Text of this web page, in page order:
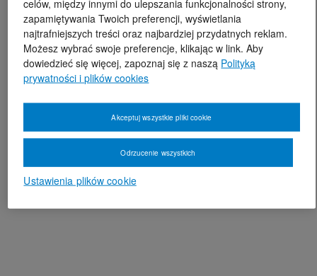
celów, między innymi do ulepszania funkcjonalności strony,
zapamiętywania Twoich preferencji, wyświetlania
najtrafniejszych treści oraz najbardziej przydatnych reklam.
Możesz wybrać swoje preferencje, klikając w link. Aby
dowiedzieć się więcej, zapoznaj się z naszą Polityką
prywatności i plików cookies
Ustawienia plików cookie
Odrzucenie wszystkich
Akceptuj wszystkie pliki cookie